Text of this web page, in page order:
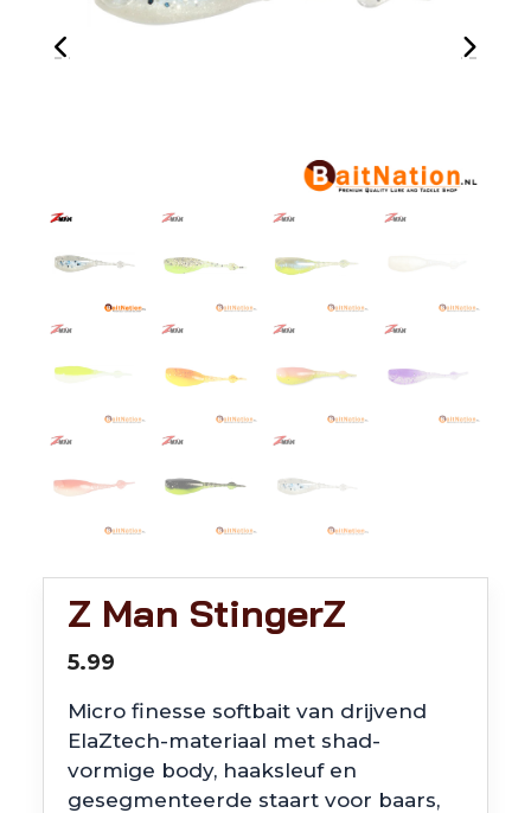
Z Man StingerZ
5.99
Micro finesse softbait van drijvend
ElaZtech-materiaal met shad-
vormige body, haaksleuf en
gesegmenteerde staart voor baars,